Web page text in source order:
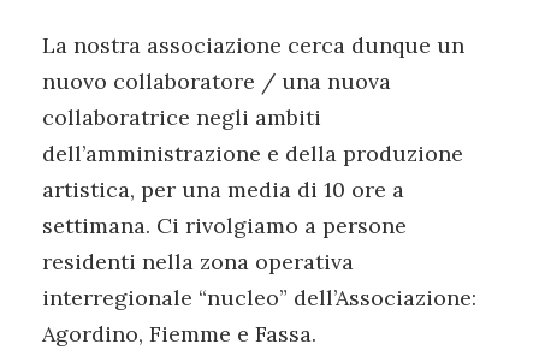
La nostra associazione cerca dunque un
nuovo collaboratore / una nuova
collaboratrice negli ambiti
dell’amministrazione e della produzione
artistica, per una media di 10 ore a
settimana. Ci rivolgiamo a persone
residenti nella zona operativa
interregionale “nucleo” dell’Associazione:
Agordino, Fiemme e Fassa.